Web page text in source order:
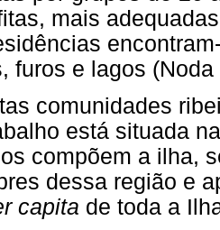
mais
furos e lagos (Noda
comunidades
está situada
compõem a ilha,
dessa região e
capita de toda a